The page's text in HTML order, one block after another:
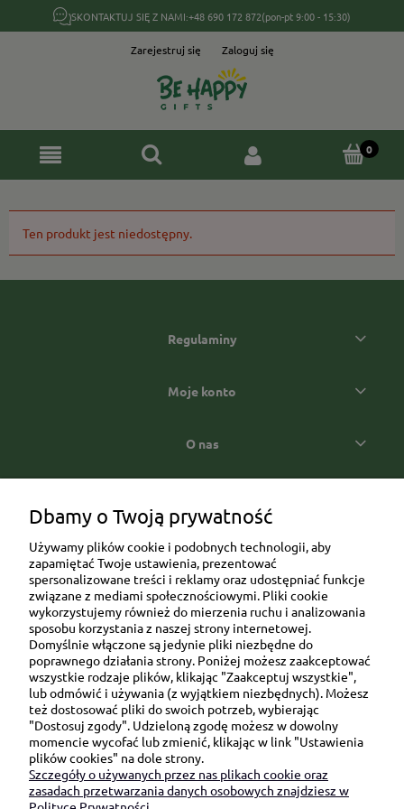
SKONTAKTUJ SIĘ Z NAMI:+48 690 172 872(pon-pt 9:00 - 15:30)
Zarejestruj się Zaloguj się
Ten produkt jest niedostępny.
Regulaminy
Moje konto
O nas
Ul. Brukowa 6/8 lok. 57/58
91-341 Łódź
NIP: 6751510615
SKONTAKTUJ SIĘ Z NAMI:
sklep@be-happygifts.com
+48 690 172 872
Dbamy o Twoją prywatność
Używamy plików cookie i podobnych technologii, aby
zapamiętać Twoje ustawienia, prezentować
spersonalizowane treści i reklamy oraz udostępniać funkcje
związane z mediami społecznościowymi. Pliki cookie
wykorzystujemy również do mierzenia ruchu i analizowania
sposobu korzystania z naszej strony internetowej.
Domyślnie włączone są jedynie pliki niezbędne do
poprawnego działania strony. Poniżej możesz zaakceptować
wszystkie rodzaje plików, klikając "Zaakceptuj wszystkie",
lub odmówić i używania (z wyjątkiem niezbędnych). Możesz
też dostosować pliki do swoich potrzeb, wybierając
"Dostosuj zgody". Udzieloną zgodę możesz w dowolny
momencie wycofać lub zmienić, klikając w link "Ustawienia
plików cookies" na dole strony.
Szczegóły o używanych przez nas plikach cookie oraz
zasadach przetwarzania danych osobowych znajdziesz w